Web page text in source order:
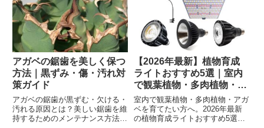
アガベの鋸歯を美しく保つ
方法｜黒ずみ・傷・汚れ対
策ガイド
アガベの鋸歯が黒ずむ・欠ける・
汚れる原因とは？美しい鋸歯を維
持するためのメンテナンス方法を
【2026年最新】植物育成
ライトおすすめ5選｜室内
で観葉植物・多肉植物・ア
ガベを育てる最強LED比較
室内で観葉植物・多肉植物・アガ
ベを育てたい方へ。2026年最新
の植物育成ライトおすすめ5選を